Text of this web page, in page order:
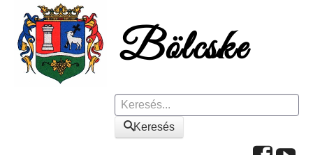
Keresés
Keresés